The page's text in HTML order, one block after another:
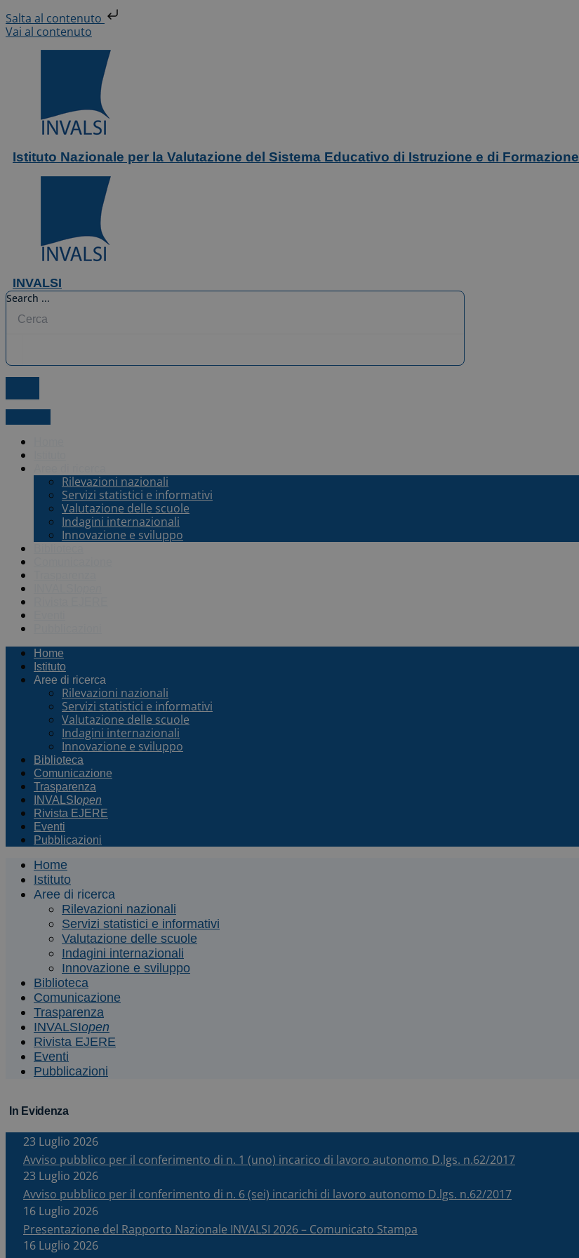
Salta al contenuto
Vai al contenuto
Istituto Nazionale per la Valutazione del Sistema Educativo di Istruzione e di Formazione
INVALSI
Search ...
Rilevazioni nazionali
Servizi statistici e informativi
Valutazione delle scuole
Indagini internazionali
Innovazione e sviluppo
Home
Istituto
Aree di ricerca
Rilevazioni nazionali
Servizi statistici e informativi
Valutazione delle scuole
Indagini internazionali
Innovazione e sviluppo
Biblioteca
Comunicazione
Trasparenza
INVALSI open
Rivista EJERE
Eventi
Pubblicazioni
Home
Istituto
Aree di ricerca
Rilevazioni nazionali
Servizi statistici e informativi
Valutazione delle scuole
Indagini internazionali
Innovazione e sviluppo
Biblioteca
Comunicazione
Trasparenza
INVALSIopen
Rivista EJERE
Eventi
Pubblicazioni
In Evidenza
23 Luglio 2026
Avviso pubblico per il conferimento di n. 1 (uno) incarico di lavoro autonomo D.lgs. n.62/2017
23 Luglio 2026
Avviso pubblico per il conferimento di n. 6 (sei) incarichi di lavoro autonomo D.lgs. n.62/2017
16 Luglio 2026
Presentazione del Rapporto Nazionale INVALSI 2026 – Comunicato Stampa
16 Luglio 2026